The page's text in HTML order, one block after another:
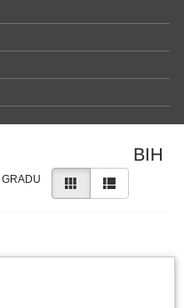
BIH
GRADU